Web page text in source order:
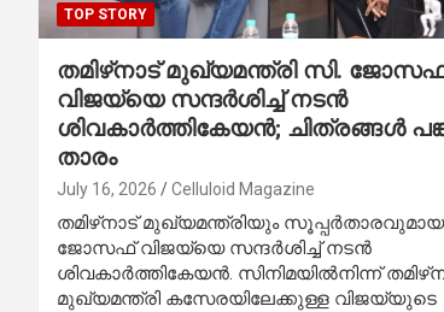
TOP STORY
തമിഴ്‌നാട് മുഖ്യമന്ത്രി സി.
വിജയ്‌യെ സന്ദർശിച്ച് നടൻ
ശിവകാർത്തികേയൻ; ചിത്രങ്ങൾ
താരം
July 16, 2026 Celluloid Magazine
തമിഴ്‌നാട് മുഖ്യമന്ത്രിയും സൂപ്പർതാരവുമായ
ജോസഫ് വിജയ്‌യെ സന്ദർശിച്ച് നടൻ
ശിവകാർത്തികേയൻ. സിനിമയിൽനിന്ന്
മുഖ്യമന്ത്രി കസേരയിലേക്കുള്ള വിജയ്‌യുടെ